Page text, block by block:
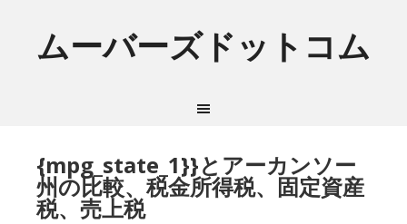
ムーバーズドットコム
{mpg_state_1}}とアーカンソー
州の比較、税金所得税、固定資産
税、売上税